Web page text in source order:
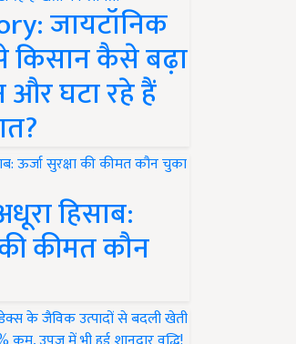
जायटॉनिक
किसान कैसे बढ़ा
और घटा रहे हैं
हिसाब:
कीमत कौन